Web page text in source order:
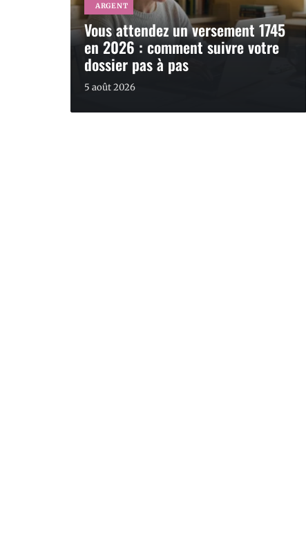
ARGENT
Vous attendez un versement 1745
en 2026 : comment suivre votre
dossier pas à pas
5 août 2026